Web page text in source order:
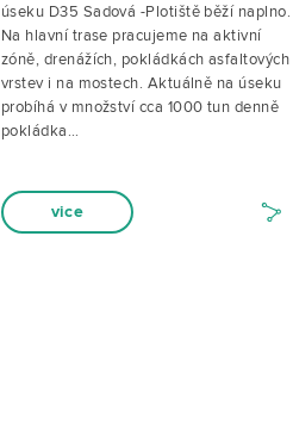
úseku D35 Sadová -Plotiště běží naplno.
Na hlavní trase pracujeme na aktivní
zóně, drenážích, pokládkách asfaltových
vrstev i na mostech. Aktuálně na úseku
probíhá v množství cca 1000 tun denně
pokládka…
vice